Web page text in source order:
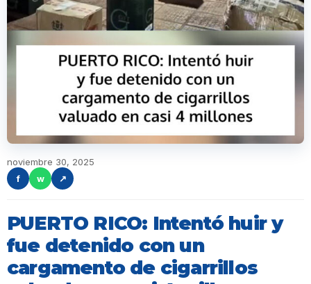
noviembre 30, 2025
f
w ↗
PUERTO RICO: Intentó huir y
fue detenido con un
cargamento de cigarrillos